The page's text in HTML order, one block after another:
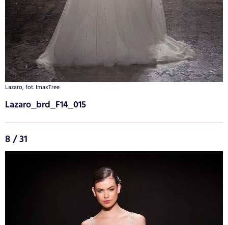
Lazaro, fot. ImaxTree
Lazaro_brd_F14_015
8 / 31